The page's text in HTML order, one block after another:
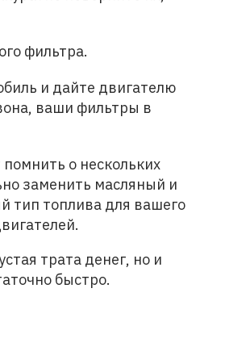
фильтра.
и дайте двигателю
ваши фильтры в
о нескольких
заменить масляный и
тип топлива для вашего
трата денег, но и
быстро.